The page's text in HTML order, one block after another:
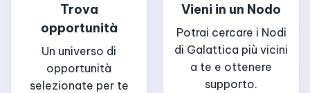
Trova
opportunità
Un universo di
opportunità
selezionate per te
Vieni in un Nodo
Potrai cercare i Nodi
di Galattica più vicini
a te e ottenere
supporto.